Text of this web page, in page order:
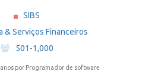
SIBS
& Serviços Financeiros
·
501-1,000
por Programador de software